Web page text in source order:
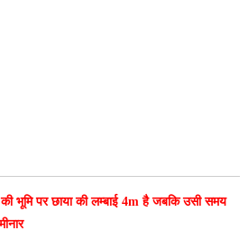
भूमि पर छाया की लम्बाई 4mहै जबकि उसी समय